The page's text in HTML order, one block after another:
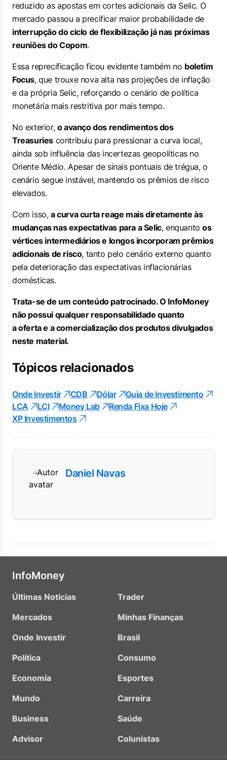
reduzido as apostas em cortes adicionais da Selic. O
mercado passou a precificar maior probabilidade de
interrupção do ciclo de flexibilização já nas próximas
reuniões do Copom.
Essa reprecificação ficou evidente também no boletim
Focus, que trouxe nova alta nas projeções de inflação
e da própria Selic, reforçando o cenário de política
monetária mais restritiva por mais tempo.
No exterior, o avanço dos rendimentos dos
Treasuries contribuiu para pressionar a curva local,
ainda sob influência das incertezas geopolíticas no
Oriente Médio. Apesar de sinais pontuais de trégua, o
cenário segue instável, mantendo os prêmios de risco
elevados.
Com isso, a curva curta reage mais diretamente às
mudanças nas expectativas para a Selic, enquantoos
vértices intermediários e longos incorporam prêmios
adicionais de risco, tanto pelo cenário externo quanto
pela deterioração das expectativas inflacionárias
domésticas.
Trata-se de um conteúdo patrocinado. O InfoMoney
não possui qualquer responsabilidade quanto
a oferta e a comercialização dos produtos divulgados
neste material.
Tópicos relacionados
Onde Investir CDB Dólar
Guia de Investimento
LCA
LCI Money Lab
Renda Fixa Hoje
XP Investimentos
Daniel Navas
InfoMoney
Últimas Notícias
Mercados
Onde Investir
Política
Economia
Mundo
Business
Advisor
Trader
Minhas Finanças
Brasil
Consumo
Esportes
Carreira
Saúde
Colunistas